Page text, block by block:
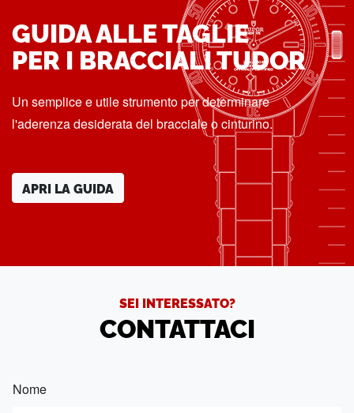
GUIDA ALLE TAGLIE
PER I BRACCIALI TUDOR
Un semplice e utile strumento per determinare
l'aderenza desiderata del bracciale o cinturino.
APRI LA GUIDA
SEI INTERESSATO?
CONTATTACI
Nome